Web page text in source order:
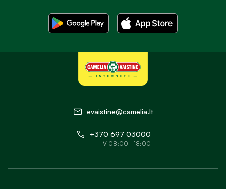
evaistine@camelia.lt
+370 697 03000
I-V 08:00 - 18:00